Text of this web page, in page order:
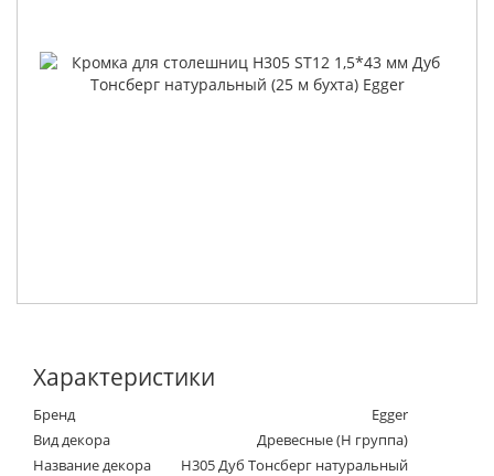
Характеристики
Бренд
Egger
Вид декора
Древесные (Н группа)
Название декора
H305 Дуб Тонсберг натуральный